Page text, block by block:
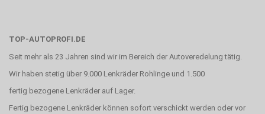
TOP-AUTOPROFI.DE
Seit mehr als 23 Jahren sind wir im Bereich der Autoveredelung tätig.
Wir haben stetig über 9.000 Lenkräder Rohlinge und 1.500
fertig bezogene Lenkräder auf Lager.
Fertig bezogene Lenkräder können sofort verschickt werden oder vor